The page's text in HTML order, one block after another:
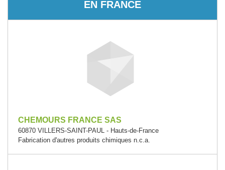
EN FRANCE
CHEMOURS FRANCE SAS
60870 VILLERS-SAINT-PAUL - Hauts-de-France
Fabrication d'autres produits chimiques n.c.a.